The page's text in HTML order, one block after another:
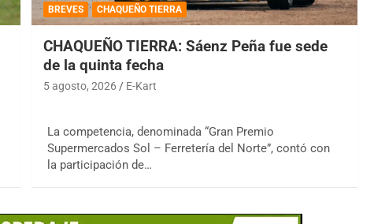
BREVES CHAQUEÑO TIERRA
CHAQUEÑO TIERRA: Sáenz Peña fue sede
de la quinta fecha
5 agosto, 2026 E-Kart
La competencia, denominada “Gran Premio
Supermercados Sol – Ferretería del Norte”, contó con
la participación de…